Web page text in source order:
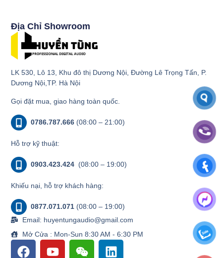
Địa Chỉ Showroom
LK 530, Lô 13, Khu đô thị Dương Nội, Đường Lê Trọng Tấn, P.
Dương Nội,TP. Hà Nội
Gọi đặt mua, giao hàng toàn quốc.
0786.787.666 (08:00 – 21:00)
Hỗ trợ kỹ thuật:
0903.423.424 (08:00 – 19:00)
Khiếu nại, hỗ trợ khách hàng:
0877.071.071 (08:00 – 19:00)
Email: huyentungaudio@gmail.com
Mở Cửa : Mon-Sun 8:30 AM - 6:30 PM